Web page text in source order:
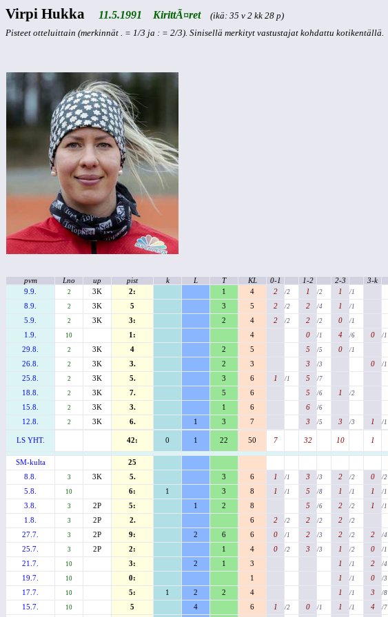
Virpi Hukka 11.5.1991 KirittÃ¤ret
(ikä: 35 v 2 kk 28 p)
Pisteet otteluittain (merkinnät . = 1/3 ja : = 2/3). Sinisellä merkityt vastustajat kohdattu kotikentällä.
pvm Lno up pist k L T KL 0-1 1-2 2-3 3-k
9.9.
2 3K 2: 1 4 2 /2 1 /2 1 /1
8.9.
2 3K 5 3 5 2 /2 2 /4 1 /1
5.9.
2 3K 3: 2 4 2 /2 2 /2 0 /1
1.9.
10 1: 4 0 /1 4 /6 0 /1
29.8.
2 3K 4 2 5 5 /5 0 /1
26.8.
2 3K 3. 2 3 3 /3 0 /1
25.8.
2 3K 5. 3 6 1 /1 5 /7
18.8.
2 3K 7. 5 6 5 /6 1 /2
15.8.
2 3K 3. 1 6 6 /6
12.8.
2 3K 6. 1 3 7 3 /5 3 /3 1 /1
LS YHT. 42: 0 1 22 50 7 32 10 1
SM-kulta
25
8.8.
3 3K 5. 3 6 1 /1 3 /3 2 /2 0 /2
5.8.
10 6: 1 3 8 1 /1 5 /8 1 /1 1 /1
3.8.
3 2P 5: 1 2 8 5 /6 2 /2 1 /1
1.8.
3 2P 2. 6 2 /2 2 /2 2 /2
27.7.
3 2P 9: 2 6 6 0 /1 2 /3 2 /2 2 /4
25.7.
3 2P 2: 1 4 0 /2 3 /3 1 /2 0 /1
21.7.
10 3: 2 1 3 1 /1 2 /4
19.7.
10 0: 1 1 /1 0 /3
17.7.
10 5: 1 2 2 4 1 /1 3 /8
15.7.
10 5 4 6 1 /2 0 /1 1 /1 4 /7